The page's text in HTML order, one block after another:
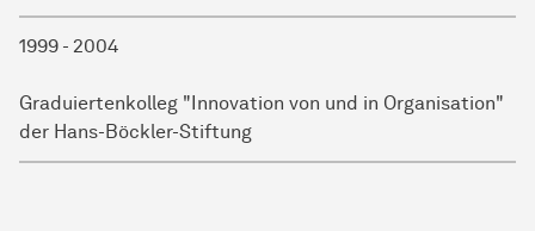
1999 - 2004
Graduiertenkolleg "Innovation von und in Organisation"
der Hans-Böckler-Stiftung